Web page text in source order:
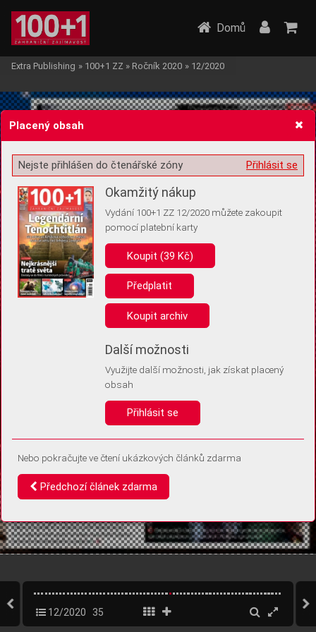
Žádost o souhlas s ukládáním volitelných informací
Pro základní fungování webu nepotřebujeme ukládat žádné informace
(tzv. cookies apod.). Rádi bychom vás ale požádali o souhlas s
uložením volitelných informací:
Anonymní unikátní ID
Díky němu příště poznáme, že se jedná o stejné zařízení, a
Identifikátor je zcela anonymní.
Vaše souhlasy a odmítnutí si ukládáme do vašeho zařízení, abychom se
vás už příště znovu neptali. Můžete je kdykoli později upravit ve Správě
Domů
Extra Publishing » 100+1 ZZ » Ročník 2020 » 12/2020
12/2020 35
Placený obsah
Přihlásit se
Nejste přihlášen do čtenářské zóny
Okamžitý nákup
Vydání 100+1 ZZ 12/2020 můžete zakoupit
pomocí platební karty
Koupit (39 Kč)
Předplatit
Koupit archiv
Další možnosti
Využijte další možnosti, jak získat placený
obsah
Přihlásit se
Nebo pokračujte ve čtení ukázkových článků zdarma
Předchozí článek zdarma